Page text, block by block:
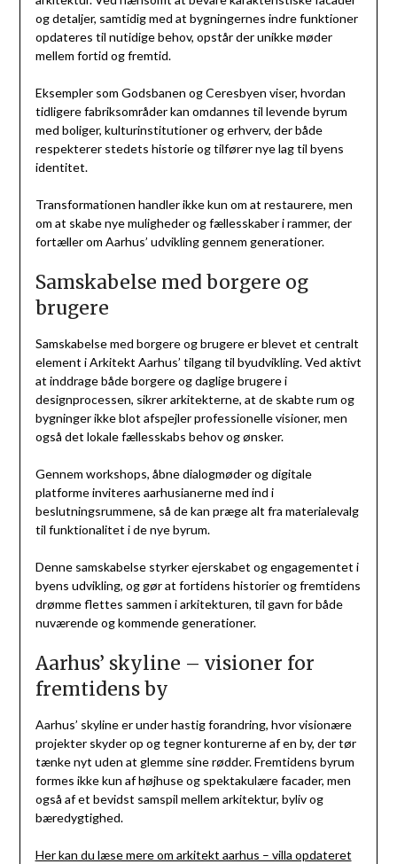
og detaljer, samtidig med at bygningernes indre funktioner
opdateres til nutidige behov, opstår der unikke møder
mellem fortid og fremtid.
Eksempler som Godsbanen og Ceresbyen viser, hvordan
tidligere fabriksområder kan omdannes til levende byrum
med boliger, kulturinstitutioner og erhverv, der både
respekterer stedets historie og tilfører nye lag til byens
identitet.
Transformationen handler ikke kun om at restaurere, men
om at skabe nye muligheder og fællesskaber i rammer, der
fortæller om Aarhus’ udvikling gennem generationer.
Samskabelse med borgere og
brugere
Samskabelse med borgere og brugere er blevet et centralt
element i Arkitekt Aarhus’ tilgang til byudvikling. Ved aktivt
at inddrage både borgere og daglige brugere i
designprocessen, sikrer arkitekterne, at de skabte rum og
bygninger ikke blot afspejler professionelle visioner, men
også det lokale fællesskabs behov og ønsker.
Gennem workshops, åbne dialogmøder og digitale
platforme inviteres aarhusianerne med ind i
beslutningsrummene, så de kan præge alt fra materialevalg
til funktionalitet i de nye byrum.
Denne samskabelse styrker ejerskabet og engagementet i
byens udvikling, og gør at fortidens historier og fremtidens
drømme flettes sammen i arkitekturen, til gavn for både
nuværende og kommende generationer.
Aarhus’ skyline – visioner for
fremtidens by
Aarhus’ skyline er under hastig forandring, hvor visionære
projekter skyder op og tegner konturerne af en by, der tør
tænke nyt uden at glemme sine rødder. Fremtidens byrum
formes ikke kun af højhuse og spektakulære facader, men
også af et bevidst samspil mellem arkitektur, byliv og
bæredygtighed.
Her kan du læse mere om arkitekt aarhus – villa opdateret